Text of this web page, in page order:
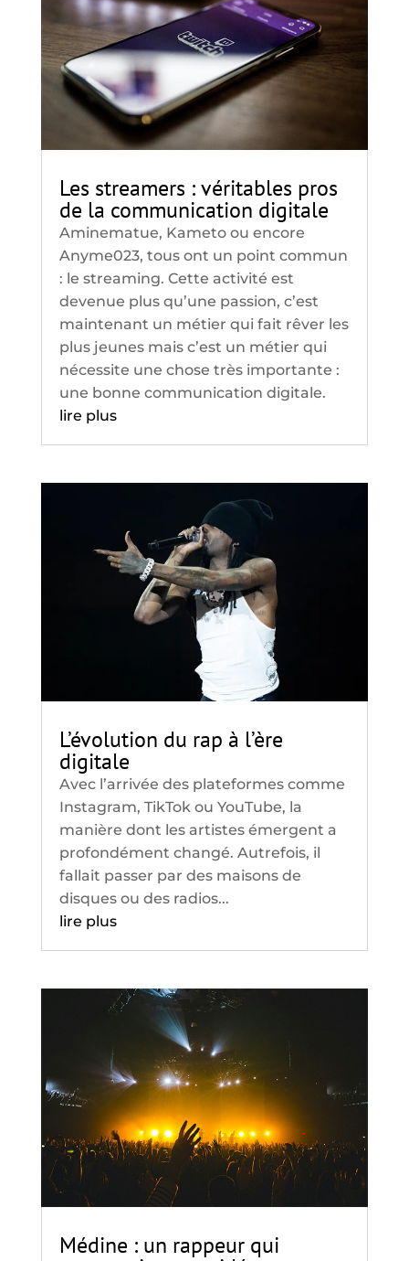
Les streamers : véritables pros
de la communication digitale
Aminematue, Kameto ou encore
Anyme023, tous ont un point commun
: le streaming. Cette activité est
devenue plus qu’une passion, c’est
maintenant un métier qui fait rêver les
plus jeunes mais c’est un métier qui
nécessite une chose très importante :
une bonne communication digitale.
lire plus
L’évolution du rap à l’ère
digitale
Avec l’arrivée des plateformes comme
Instagram, TikTok ou YouTube, la
manière dont les artistes émergent a
profondément changé. Autrefois, il
fallait passer par des maisons de
disques ou des radios...
lire plus
Médine : un rappeur qui